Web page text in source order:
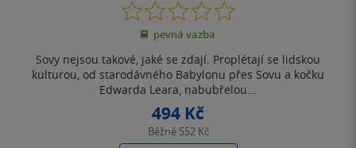
0.0
z
5
pevná vazba
Sovy nejsou takové, jaké se zdají. Proplétají se lidskou
kulturou, od starodávného Babylonu přes Sovu a kočku
Edwarda Leara, nabubřelou...
494 Kč
Běžně 552 Kč